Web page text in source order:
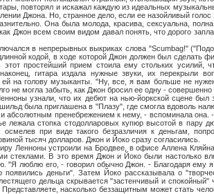
повторял и искажал каждую из идеальных
Джона. Но, странное дело, если ее назойливый
Она была молода, красива, сексуальна,
Джон всем своим видом давал понять, что дорого
в непрерывных выкриках слова "Scumbag!"
кодой, в ходе которой Джон должен был сделать
простейший прием стоила ему стольких усилий,
гитара издала нужные звуки, их перекрыли
на голову музыканты. "Ну, все, я вам больше не
не могла забыть, как Джон бросил ее одну -
узнали, что их дебют на нью-йоркской сцене был
была приглашена в "Плазу", где смогла вдоволь
абсолютным пренебрежением к нему, - вспоминала она.
лежала стопка стодолларовых купюр высотой в пару
при виде такого безразличия к деньгам,
тысяч долларов. Джон и Йоко сразу согласились.
устроили на Бродвее, в офисе Аллена
стеклами. В это время Джон и Йоко были настолько
люблю его, - говорил обычно Джон. - Благодаря ему я
деньги". Затем Йоко рассказывала о
дельца скрывается "застенчивый и
насколько беззащитным может стать